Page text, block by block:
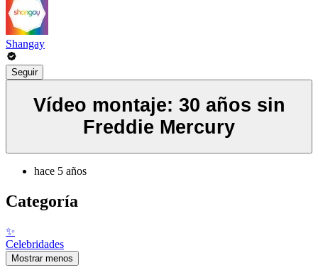
Shangay
Seguir
Vídeo montaje: 30 años sin
Freddie Mercury
hace 5 años
Categoría
✨
Celebridades
Mostrar menos